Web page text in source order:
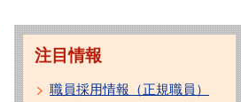
注目情報
職員採用情報（正規職員）